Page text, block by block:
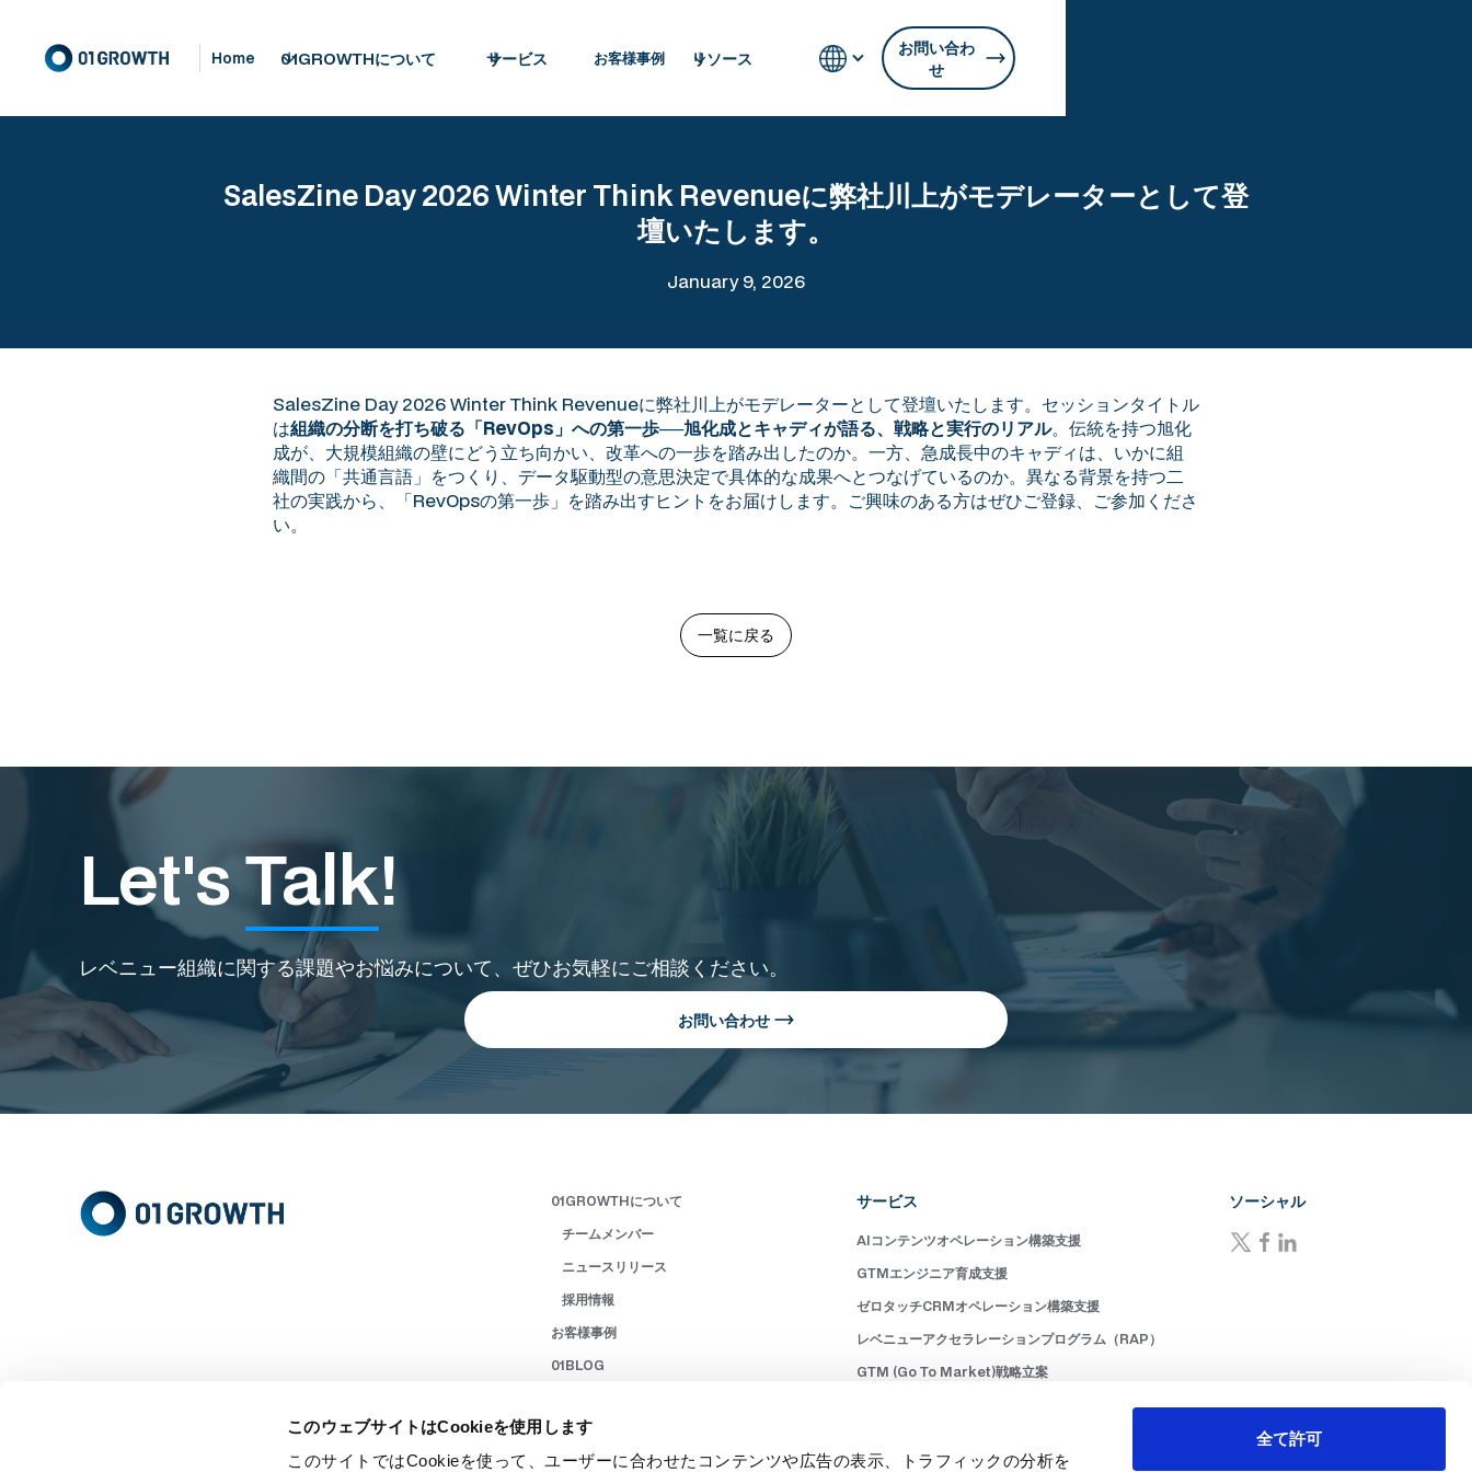
このウェブサイトはCookieを使用します
このサイトではCookieを使って、ユーザーに合わせたコンテンツや広告の表示、トラフィックの分析を
全て許可
Home 01GROWTHについて サービス お客様事例 リソース
お問い合わ
せ
SalesZine Day 2026 Winter Think Revenueに弊社川上がモデレーターとして登
壇いたします。
January 9, 2026
SalesZine Day 2026 Winter Think Revenueに弊社川上がモデレーターとして登壇いたします。セッションタイトル
は組織の分断を打ち破る「RevOps」への第一歩──旭化成とキャディが語る、戦略と実行のリアル。伝統を持つ旭化
成が、大規模組織の壁にどう立ち向かい、改革への一歩を踏み出したのか。一方、急成長中のキャディは、いかに組
織間の「共通言語」をつくり、データ駆動型の意思決定で具体的な成果へとつなげているのか。異なる背景を持つ二
社の実践から、「RevOpsの第一歩」を踏み出すヒントをお届けします。ご興味のある方はぜひご登録、ご参加くださ
い。
一覧に戻る
Let'sTalk!
レベニュー組織に関する課題やお悩みについて、ぜひお気軽にご相談ください。
お問い合わせ
01GROWTHについて
チームメンバー
ニュースリリース
採用情報
お客様事例
01BLOG
お問い合わせ
ニュースレター購読
サービス
AIコンテンツオペレーション構築支援
GTMエンジニア育成支援
ゼロタッチCRMオペレーション構築支援
レベニューアクセラレーションプログラム（RAP）
GTM (Go To Market)戦略立案
マーケティングオペレーション(MOps)構築支援
ソーシャル